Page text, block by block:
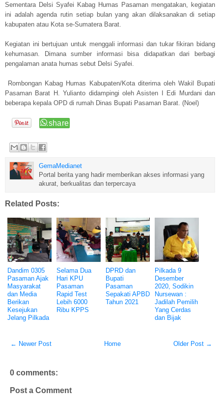
Sementara Delsi Syafei Kabag Humas Pasaman mengatakan, kegiatan
ini adalah agenda rutin setiap bulan yang akan dilaksanakan di setiap
kabupaten atau Kota se-Sumatera Barat.
Kegiatan ini bertujuan untuk menggali informasi dan tukar fikiran bidang
kehumasan. Dimana sumber informasi bisa didapatkan dari berbagi
pengalaman anata humas sebut Delsi Syafei.
Rombongan Kabag Humas Kabupaten/Kota diterima oleh Wakil Bupati
Pasaman Barat H. Yulianto didampingi oleh Asisten I Edi Murdani dan
beberapa kepala OPD di rumah Dinas Bupati Pasaman Barat. (Noel)
GemaMedianet
Portal berita yang hadir memberikan akses informasi yang
akurat, berkualitas dan terpercaya
Related Posts:
Dandim 0305
Pasaman Ajak
Masyarakat
dan Media
Berikan
Kesejukan
Jelang Pilkada
Selama Dua
Hari KPU
Pasaman
Rapid Test
Lebih 6000
Ribu KPPS
DPRD dan
Bupati
Pasaman
Sepakati APBD
Tahun 2021
Pilkada 9
Desember
2020, Sodikin
Nursewan :
Jadilah Pemilih
Yang Cerdas
dan Bijak
← Newer Post Older Post →
Home
0 comments:
Post a Comment